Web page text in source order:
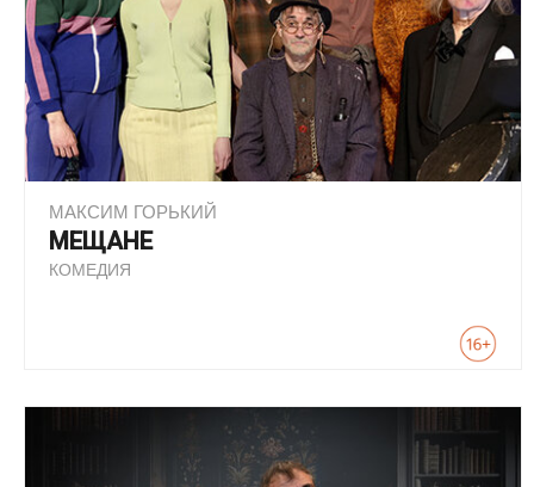
МАКСИМ ГОРЬКИЙ
МЕЩАНЕ
КОМЕДИЯ